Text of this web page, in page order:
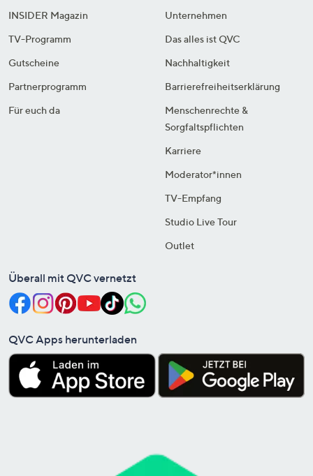
INSIDER Magazin
TV-Programm
Gutscheine
Partnerprogramm
Für euch da
Unternehmen
Das alles ist QVC
Nachhaltigkeit
Barrierefreiheitserklärung
Menschenrechte &
Sorgfaltspflichten
Karriere
Moderator*innen
TV-Empfang
Studio Live Tour
Outlet
Überall mit QVC vernetzt
QVC Apps herunterladen